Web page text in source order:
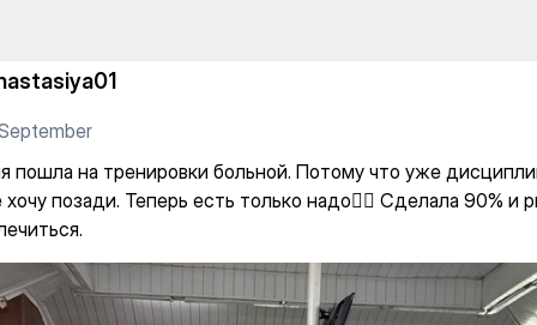
пошла на тренировки больной. Потому что уже
хочу позади. Теперь есть только надо👌🏼 Сделала 90% и